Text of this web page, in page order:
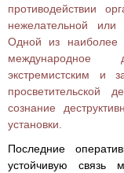
противодействии
нежелательной или
Одной из наиболее
международное
экстремистским и
просветительской
сознание
установки.
Последние
устойчивую связь